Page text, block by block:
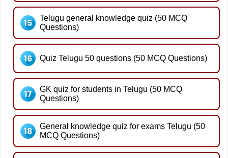
Telugu general knowledge quiz (50 MCQ
Questions)
Quiz Telugu 50 questions (50 MCQ Questions)
GK quiz for students in Telugu (50 MCQ
Questions)
General knowledge quiz for exams Telugu (50
MCQ Questions)